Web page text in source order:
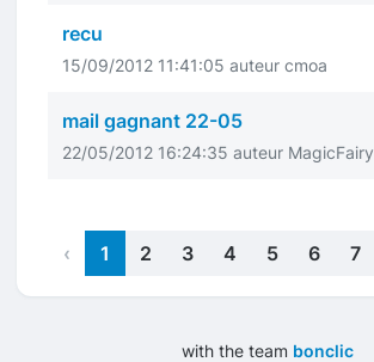
recu
15/09/2012 11:41:05 auteur cmoa
mail gagnant 22-05
22/05/2012 16:24:35 auteur MagicFairy
‹ 1 2 3 4 5 6 7
with the team bonclic